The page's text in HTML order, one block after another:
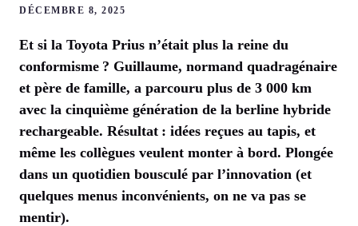
DÉCEMBRE 8, 2025
Et si la Toyota Prius n’était plus la reine du
conformisme ? Guillaume, normand quadragénaire
et père de famille, a parcouru plus de 3 000 km
avec la cinquième génération de la berline hybride
rechargeable. Résultat : idées reçues au tapis, et
même les collègues veulent monter à bord. Plongée
dans un quotidien bousculé par l’innovation (et
quelques menus inconvénients, on ne va pas se
mentir).